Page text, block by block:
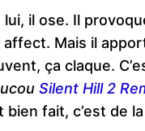
lui, il ose. Il
Mais il
ça claque.
Silent Hill 2
bien fait, c’est de